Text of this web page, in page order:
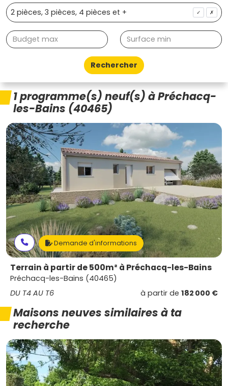
✓ ✗
Rechercher
1 programme(s) neuf(s) à Préchacq-
les-Bains (40465)
Demande d'informations
Terrain à partir de 500m² à Préchacq-les-Bains
Préchacq-les-Bains (40465)
DU T4 AU T6
à partir de 182 000 €
Maisons neuves similaires à ta
recherche